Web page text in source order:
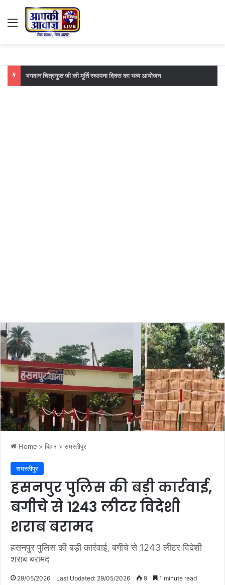
Menu
Home > बिहार > समस्तीपुर
समस्तीपुर
हसनपुर पुलिस की बड़ी कार्रवाई,
बगीचे से 1243 लीटर विदेशी
शराब बरामद
हसनपुर पुलिस की बड़ी कार्रवाई, बगीचे से 1243 लीटर विदेशी
शराब बरामद
29/05/2026 Last Updated: 29/05/2026 9 1 minute read